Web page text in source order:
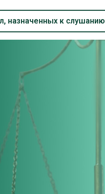
назначенных к слушанию